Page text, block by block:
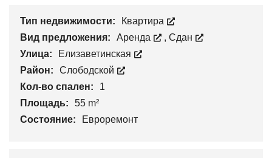
Тип недвижимости:
Квартира
Вид предложения:
Аренда , Сдан
Улица:
Елизаветинская
Район:
Слободской
Кол-во спален:
1
Площадь:
55 m²
Состояние:
Евроремонт